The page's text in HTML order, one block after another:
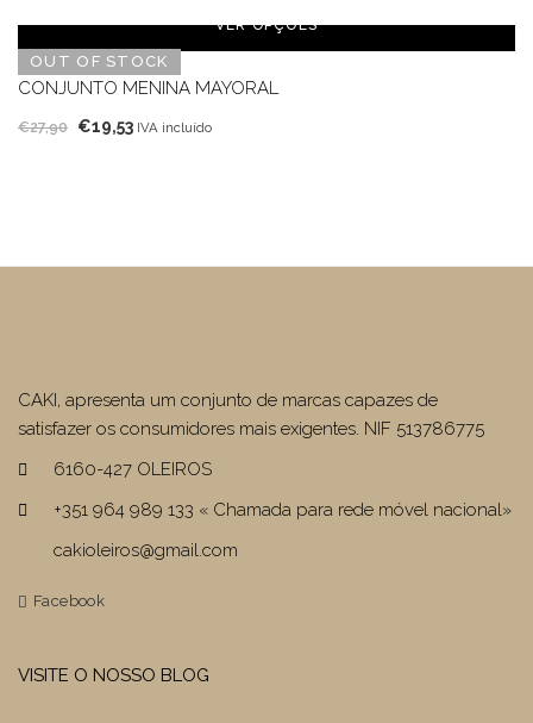
original
era:
€27,91.
atual
é:
€19,54.
OUT OF STOCK
VER OPÇÕES
CONJUNTO MENINA MAYORAL
€27,90 O
€19,53OIVA incluído
CAKI, apresenta um conjunto de marcas capazes de
satisfazer os consumidores mais exigentes. NIF 513786775
6160-427 OLEIROS
+351 964 989 133 « Chamada para rede móvel nacional»
cakioleiros@gmail.com
Facebook
VISITE O NOSSO BLOG